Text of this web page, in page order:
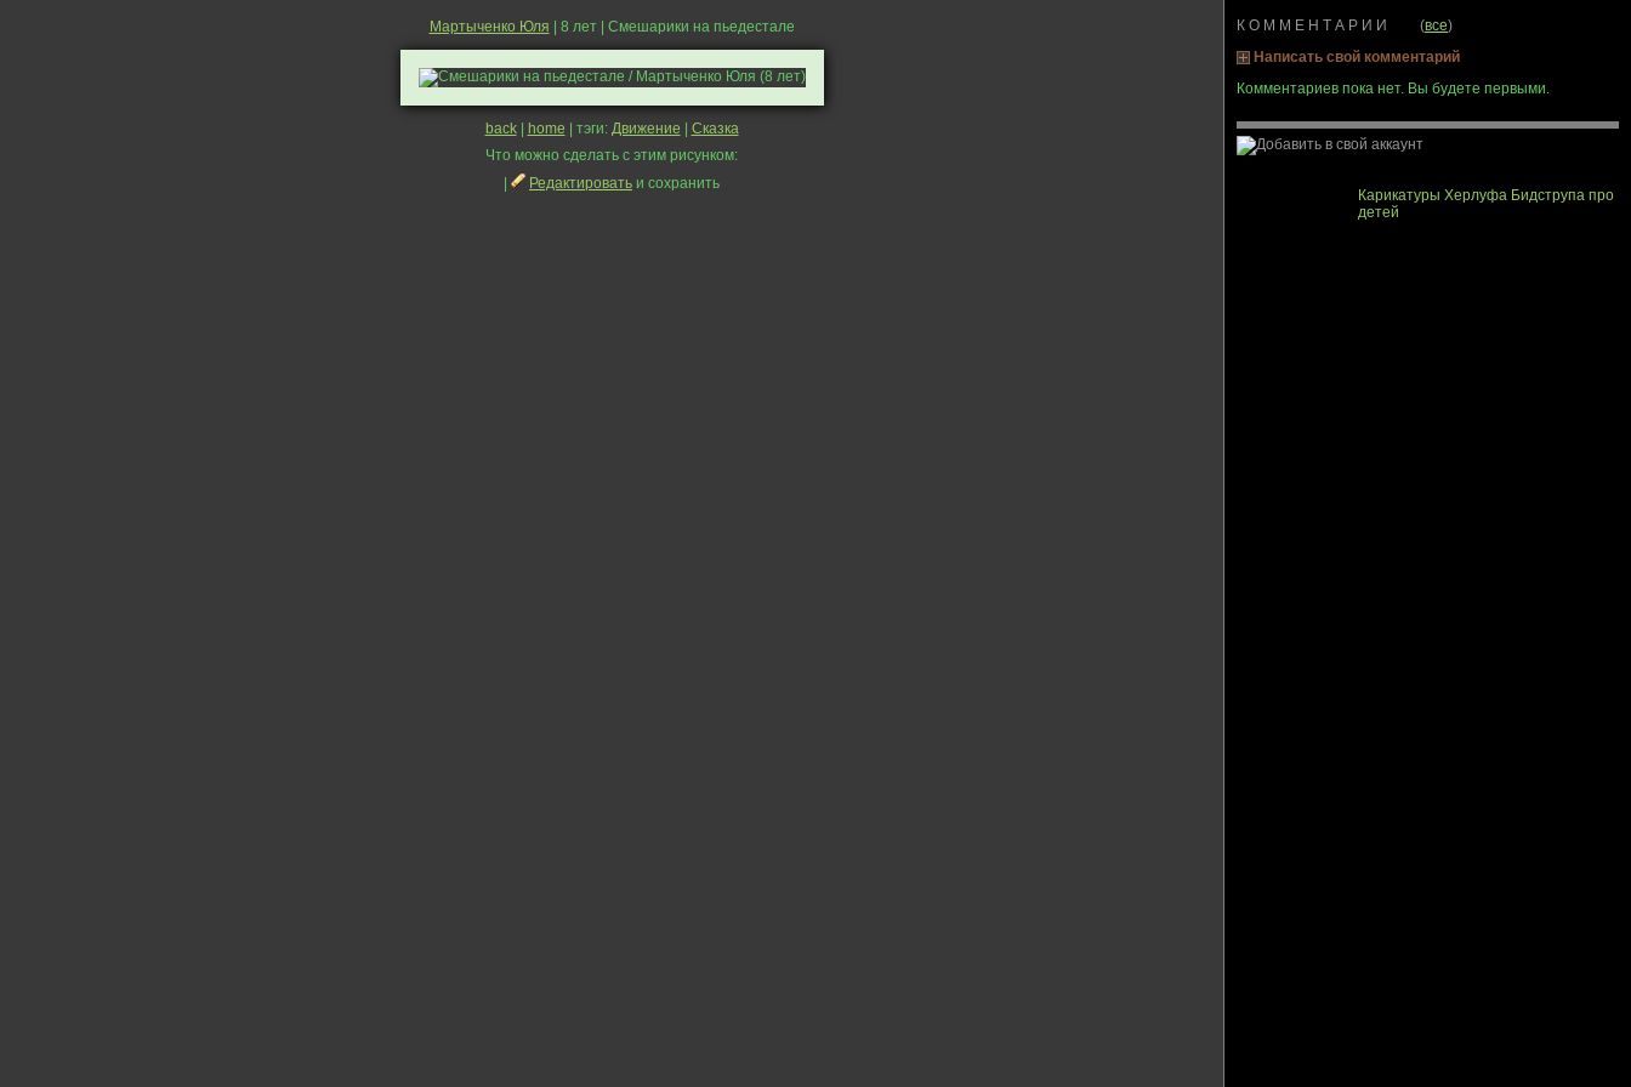
Мартыченко Юля | 8 лет | Смешарики на пьедестале
back| home | тэги: Движение
Сказка
Что можно сделать с этим рисунком:
Редактировать и сохранить
К О М М Е Н Т А Р И И (все)
Написать свой комментарий
Комментариев пока нет. Вы будете первыми.
Карикатуры Херлуфа Бидструпа про
детей